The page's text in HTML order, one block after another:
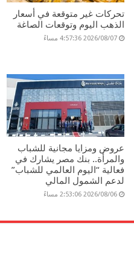
تحركات غير متوقعة في أسعار
الذهب اليوم وتوقعات الصاغة
2026/08/07 4:57:36 مساءً
عروض ومزايا مجانية للشباب
والمرأة.. بنك مصر يشارك في
فعالية “اليوم العالمي للشباب”
لدعم الشمول المالي
2026/08/06 2:53:06 مساءً